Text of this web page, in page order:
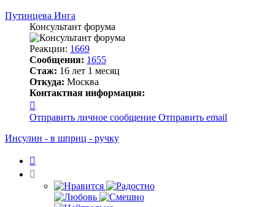
началу
Путинцева Инга
Консультант форума
Реакции: 1669
Сообщения: 1655
Стаж: 16 лет 1 месяц
Откуда: Москва
Контактная информация:
информация
пользователя
Путинцева
Отправить личное сообщение Отправить email
Инсулин - в шприц - ручку